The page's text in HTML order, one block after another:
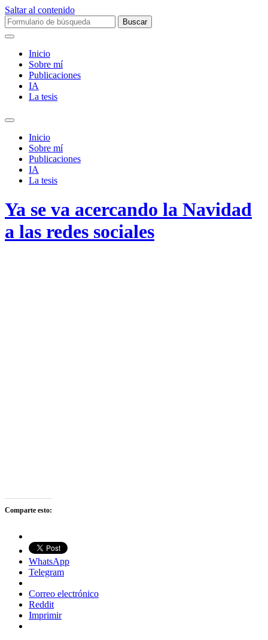
Saltar al contenido
Buscar:
Inicio
Sobre mí­
Publicaciones
IA
La tesis
Alternar
campo
búsqueda
Inicio
Sobre mí­
Publicaciones
IA
La tesis
Ya se va acercando la Navidad
a las redes sociales
Comparte esto:
WhatsApp
Telegram
Correo electrónico
Reddit
Imprimir